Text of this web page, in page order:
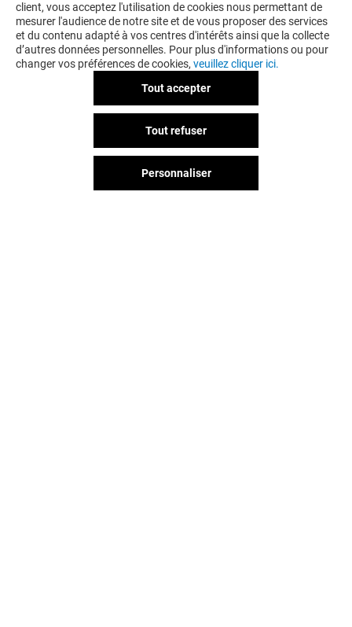
client, vous acceptez l'utilisation de cookies nous permettant de
mesurer l'audience de notre site et de vous proposer des services
et du contenu adapté à vos centres d'intérêts ainsi que la collecte
d’autres données personnelles. Pour plus d'informations ou pour
changer vos préférences de cookies, veuillez cliquer ici.
Tout accepter
Tout refuser
Personnaliser